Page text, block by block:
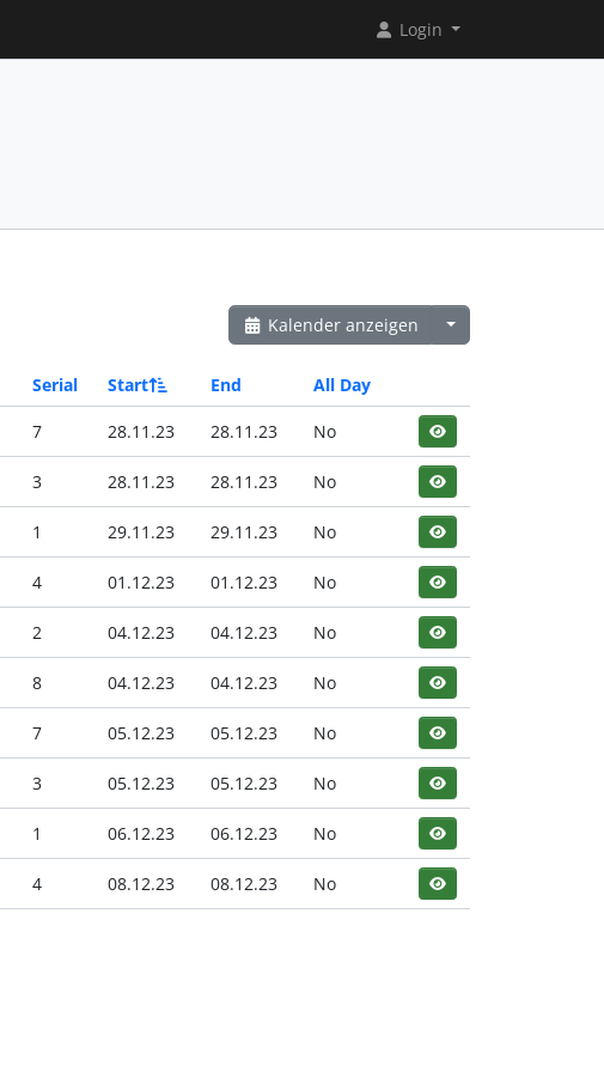
Login
Kalender anzeigen
Serial Start End All Day
7 28.11.23 28.11.23 No
3 28.11.23 28.11.23 No
1 29.11.23 29.11.23 No
4 01.12.23 01.12.23 No
2 04.12.23 04.12.23 No
8 04.12.23 04.12.23 No
7 05.12.23 05.12.23 No
3 05.12.23 05.12.23 No
1 06.12.23 06.12.23 No
4 08.12.23 08.12.23 No